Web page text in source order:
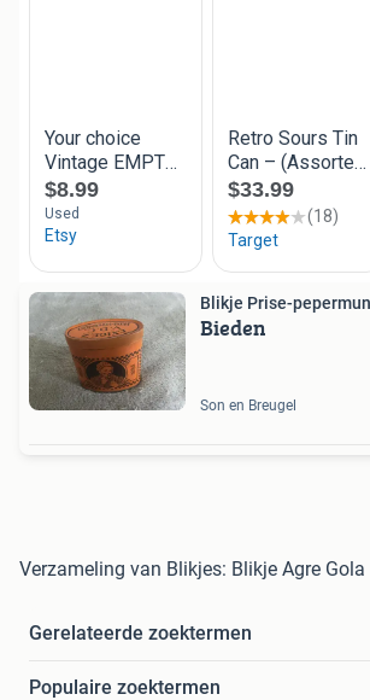
Blikje Prise-
Bieden
Son en Breugel
Verzameling van Blikjes: Blikje Agre Gola
Gerelateerde zoektermen
Populaire zoektermen